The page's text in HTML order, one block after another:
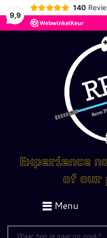
9,9
140
Experience
of our
Menu
Producten